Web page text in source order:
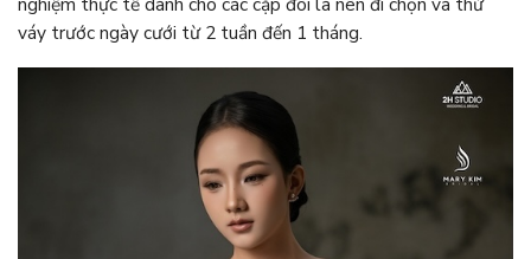
váy trước ngày cưới từ 2 tuần đến 1 tháng.